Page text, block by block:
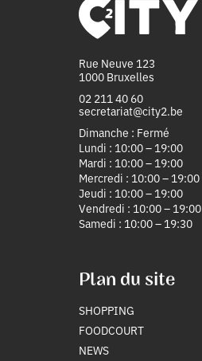
Rue Neuve 123
1000 Bruxelles
02 211 40 60
secretariat@city2.be
Dimanche : Fermé
Lundi : 10:00 – 19:00
Mardi : 10:00 – 19:00
Mercredi : 10:00 – 19:00
Jeudi : 10:00 – 19:00
Vendredi : 10:00 – 19:00
Samedi : 10:00 – 19:30
Plan du site
SHOPPING
FOODCOURT
NEWS